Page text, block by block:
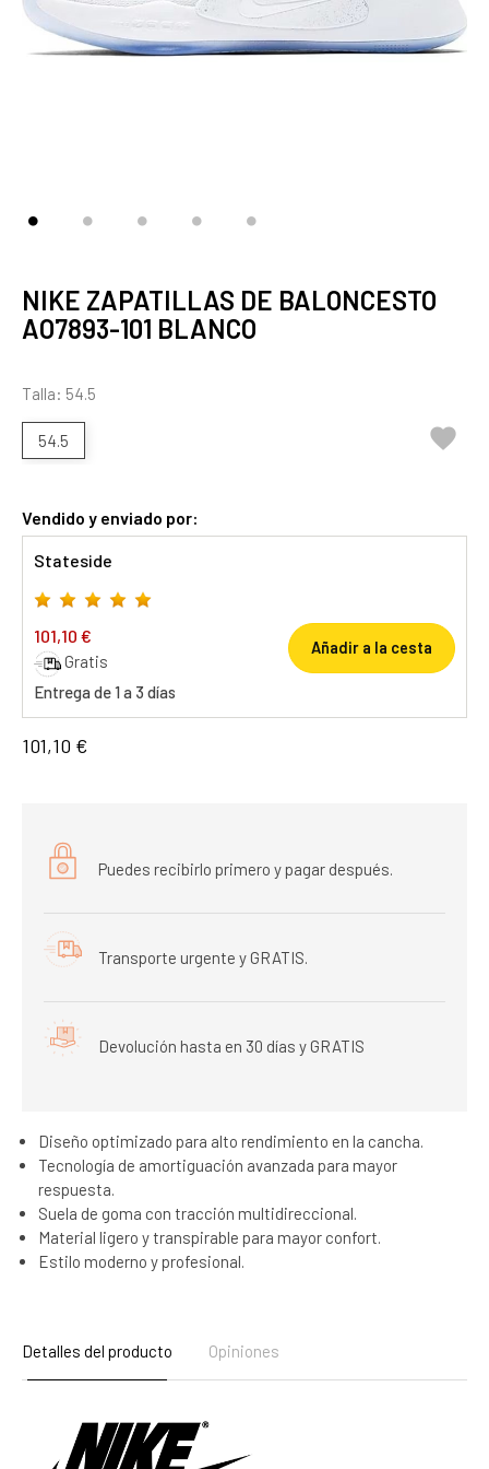
NIKE ZAPATILLAS DE BALONCESTO
AO7893-101 BLANCO
Talla: 54.5
54.5 
Vendido y enviado por:
Stateside
101,10 €
Gratis
Entrega de 1 a 3 días
Añadir a la cesta
101,10 €
Puedes recibirlo primero y pagar después.
Transporte urgente y GRATIS.
Devolución hasta en 30 días y GRATIS
Diseño optimizado para alto rendimiento en la cancha.
Tecnología de amortiguación avanzada para mayor
respuesta.
Suela de goma con tracción multidireccional.
Material ligero y transpirable para mayor confort.
Estilo moderno y profesional.
Detalles del producto Opiniones